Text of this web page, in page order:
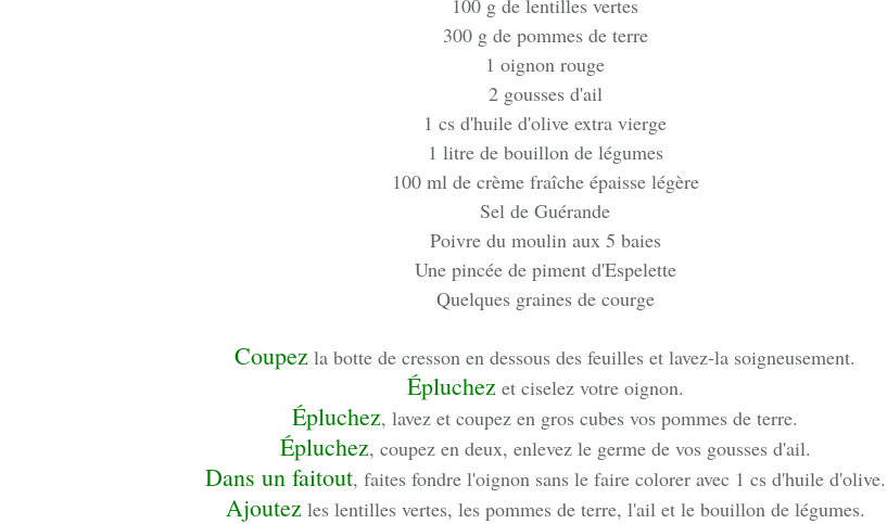
100 g de lentilles vertes
300 g de pommes de terre
1 oignon rouge
2 gousses d'ail
1 cs d'huile d'olive extra vierge
1 litre de bouillon de légumes
100 ml de crème fraîche épaisse légère
Sel de Guérande
Poivre du moulin aux 5 baies
Une pincée de piment d'Espelette
Quelques graines de courge
Coupez la botte de cresson en dessous des feuilles et lavez-la soigneusement.
Épluchezet ciselez votre oignon.
Épluchez, lavez et coupez en gros cubes vos pommes de terre.
Épluchez, coupez en deux, enlevez le germe de vos gousses d'ail.
Dans un faitout, faites fondre l'oignon sans le faire colorer avec 1 cs d'huile d'olive.
Ajoutezles lentilles vertes, les pommes de terre, l'ail et le bouillon de légumes.